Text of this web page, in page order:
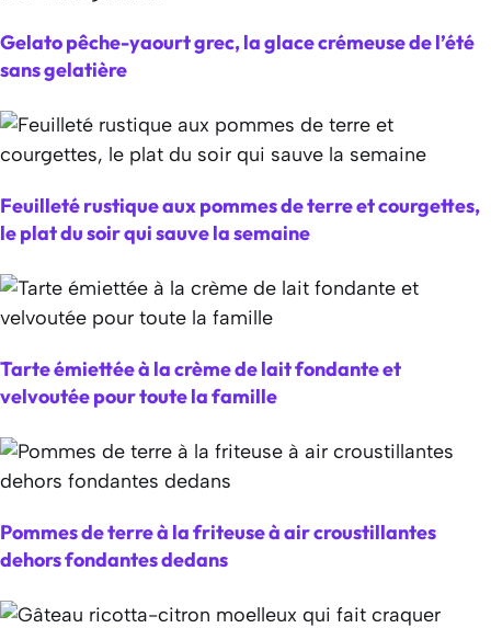
Gelato pêche-yaourt grec, la glace crémeuse de l’été
sans gelatière
Feuilleté rustique aux pommes de terre et courgettes,
le plat du soir qui sauve la semaine
Tarte émiettée à la crème de lait fondante et
velvoutée pour toute la famille
Pommes de terre à la friteuse à air croustillantes
dehors fondantes dedans